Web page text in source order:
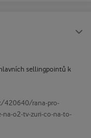
sellingpointů k
420640/rana-pro-
na-o2-tv-zuri-co-na-to-